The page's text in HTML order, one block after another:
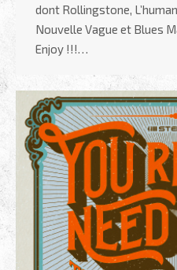
dont Rollingstone,
Nouvelle Vague et Blues
Enjoy !!!…